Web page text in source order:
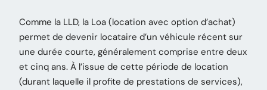
Comme la LLD, la Loa (location avec option d’achat)
permet de devenir locataire d’un véhicule récent sur
une durée courte, généralement comprise entre deux
et cinq ans. À l’issue de cette période de location
(durant laquelle il profite de prestations de services),